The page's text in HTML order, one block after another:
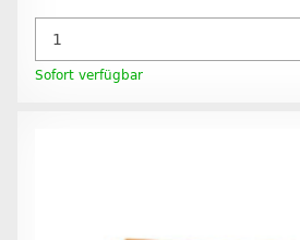
Sofort verfügbar